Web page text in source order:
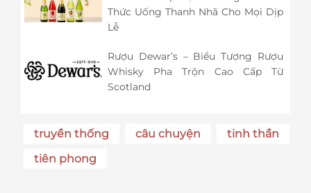
Thức Uống Thanh Nhã Cho Mọi Dịp
Lễ
Rượu Dewar’s – Biểu Tượng Rượu
Whisky Pha Trộn Cao Cấp Từ
Scotland
truyền thống câu chuyện
tinh thần
tiên phong